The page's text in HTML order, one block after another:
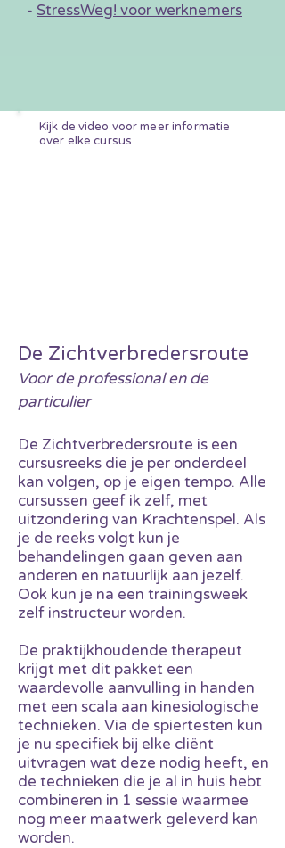
- StressWeg! voor werknemers
Kijk de video voor meer informatie
over elke cursus
De Zichtverbredersroute
Voor de professional ende
particulier
De Zichtverbredersroute is een
cursusreeks die je per onderdeel
kan volgen, op je eigen tempo. Alle
cursussen geef ik zelf, met
uitzondering van Krachtenspel. Als
je de reeksvolgt kun je
behandelingen gaan geven aan
anderen en natuurlijk aan jezelf.
Ook kun je na een trainingsweek
zelf instructeur worden.
De praktijkhoudende therapeut
krijgt met dit pakket een
waardevolle aanvulling in handen
met een scala aan kinesiologische
technieken. Via de spiertesten kun
je nu specifiek bij elke cliënt
uitvragen wat deze nodig heeft, en
de technieken die je al in huis hebt
combineren in 1 sessie waarmee
nog meer maatwerk geleverd kan
worden.